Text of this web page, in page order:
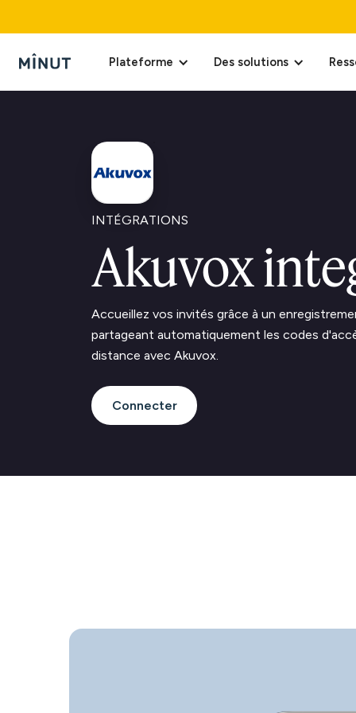
Plateforme Des solutions
INTÉGRATIONS
Akuvox
Accueillez vos invités grâce à un
partageant automatiquement les codes
distance avec Akuvox.
Connecter